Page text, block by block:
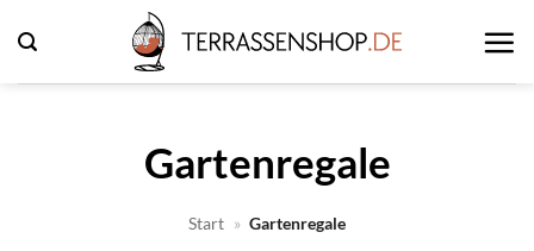
Inhalt
springen
Gartenregale
Start » Gartenregale